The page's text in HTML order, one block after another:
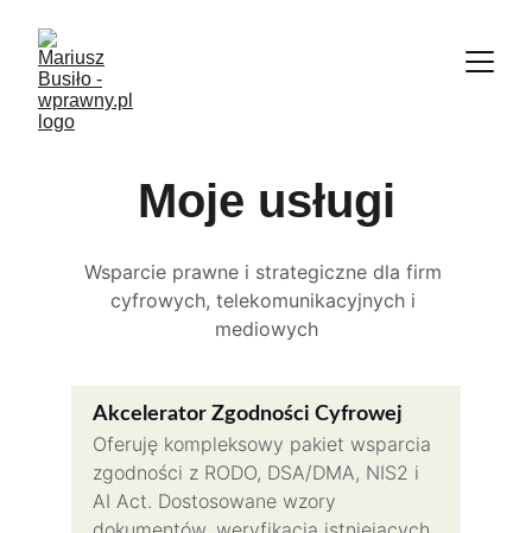
Moje usługi
Wsparcie prawne i strategiczne dla firm
cyfrowych, telekomunikacyjnych i
mediowych
Akcelerator Zgodności Cyfrowej
Oferuję kompleksowy pakiet wsparcia
zgodności z RODO, DSA/DMA, NIS2 i
AI Act. Dostosowane wzory